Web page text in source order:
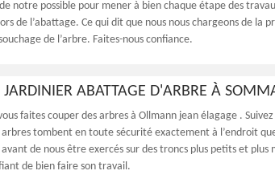
notre possible pour mener à bien chaque étape des
de l’abattage. Ce qui dit que nous nous chargeons de la
de l’arbre. Faites-nous confiance.
JARDINIER ABATTAGE D'ARBRE À
faites couper des arbres à Ollmann jean élagage .
arbres tombent en toute sécurité exactement à l’endroit
de nous être exercés sur des troncs plus petits et plus
de bien faire son travail.